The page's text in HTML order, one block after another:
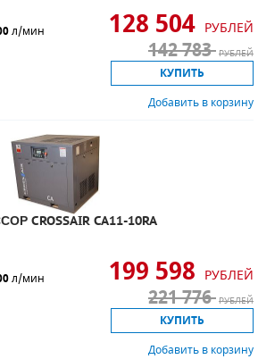
л/мин 128 504 РУБЛЕЙ
142 783 РУБЛЕЙ
КУПИТЬ
Добавить в корзину
CROSSAIR CA11-10RA
л/мин 199 598 РУБЛЕЙ
221 776 РУБЛЕЙ
КУПИТЬ
Добавить в корзину